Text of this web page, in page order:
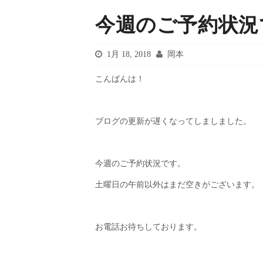
今週のご予約状
1月 18, 2018 岡本
こんばんは！
ブログの更新が遅くなってしましました。
今週のご予約状況です。
土曜日の午前以外はまだ空きがございます。
お電話お待ちしております。